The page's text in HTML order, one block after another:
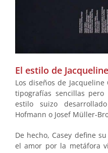
El estilo de
Los diseños de
tipografías sencillas
estilo suizo
Hofmann o Josef Müller-
De hecho, Casey define
el amor por la metáfora